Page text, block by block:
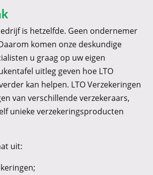
is hetzelfde. Geen ondernemer
komen onze deskundige
u graag op uw eigen
uitleg geven hoe LTO
kan helpen. LTO Verzekeringen
van verschillende verzekeraars,
unieke verzekeringsproducten
uit: